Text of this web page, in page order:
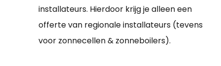
installateurs. Hierdoor krijg je alleen een
offerte van regionale installateurs (tevens
voor zonnecellen & zonneboilers).